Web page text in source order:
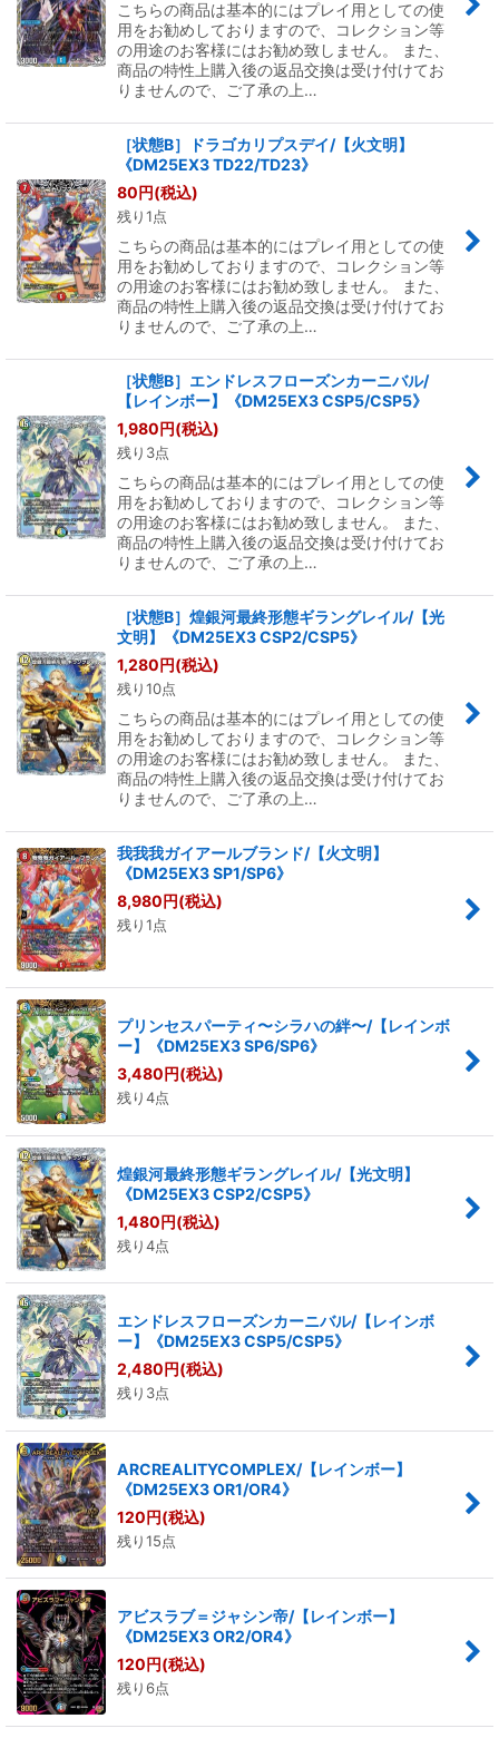
こちらの商品は基本的にはプレイ用としての使
用をお勧めしておりますので、コレクション等
の用途のお客様にはお勧め致しません。 また、
商品の特性上購入後の返品交換は受け付けてお
りませんので、ご了承の上…
［状態B］ドラゴカリプスデイ/【火文明】
《DM25EX3 TD22/TD23》
80円(税込)
残り1点
こちらの商品は基本的にはプレイ用としての使
用をお勧めしておりますので、コレクション等
の用途のお客様にはお勧め致しません。 また、
商品の特性上購入後の返品交換は受け付けてお
りませんので、ご了承の上…
［状態B］エンドレスフローズンカーニバル/
【レインボー】《DM25EX3 CSP5/CSP5》
1,980円(税込)
残り3点
こちらの商品は基本的にはプレイ用としての使
用をお勧めしておりますので、コレクション等
の用途のお客様にはお勧め致しません。 また、
商品の特性上購入後の返品交換は受け付けてお
りませんので、ご了承の上…
［状態B］煌銀河最終形態ギラングレイル/【光
文明】《DM25EX3 CSP2/CSP5》
1,280円(税込)
残り10点
こちらの商品は基本的にはプレイ用としての使
用をお勧めしておりますので、コレクション等
の用途のお客様にはお勧め致しません。 また、
商品の特性上購入後の返品交換は受け付けてお
りませんので、ご了承の上…
我我我ガイアールブランド/【火文明】
《DM25EX3 SP1/SP6》
8,980円(税込)
残り1点
プリンセスパーティ〜シラハの絆〜/【レインボ
ー】《DM25EX3 SP6/SP6》
3,480円(税込)
残り4点
煌銀河最終形態ギラングレイル/【光文明】
《DM25EX3 CSP2/CSP5》
1,480円(税込)
残り4点
エンドレスフローズンカーニバル/【レインボ
ー】《DM25EX3 CSP5/CSP5》
2,480円(税込)
残り3点
ARCREALITYCOMPLEX/【レインボー】
《DM25EX3 OR1/OR4》
120円(税込)
残り15点
アビスラブ＝ジャシン帝/【レインボー】
《DM25EX3 OR2/OR4》
120円(税込)
残り6点